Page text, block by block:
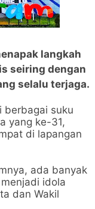
langkah
seiring dengan
selalu terjaga.
berbagai suku
yang ke-31,
di lapangan
ada banyak
idola
dan Wakil